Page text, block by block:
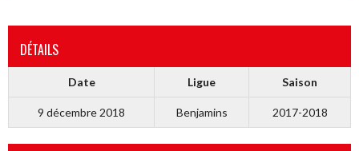
DÉTAILS
Date Ligue Saison
9 décembre 2018 Benjamins 2017-2018